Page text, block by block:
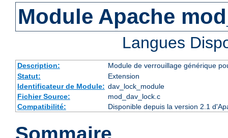
Module Apache
Langues
Description:
Module de verrouillage générique
Statut:
Extension
Identificateur de Module: dav_lock_module
Fichier Source:
mod_dav_lock.c
Compatibilité:
Disponible depuis la version 2.1